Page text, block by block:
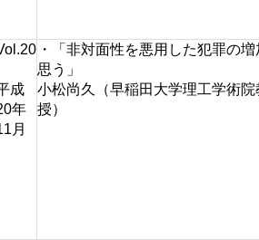
成
年
月
・「非対面性を悪用した犯罪の増
思う」
小松尚久（早稲田大学理工学術院
授）